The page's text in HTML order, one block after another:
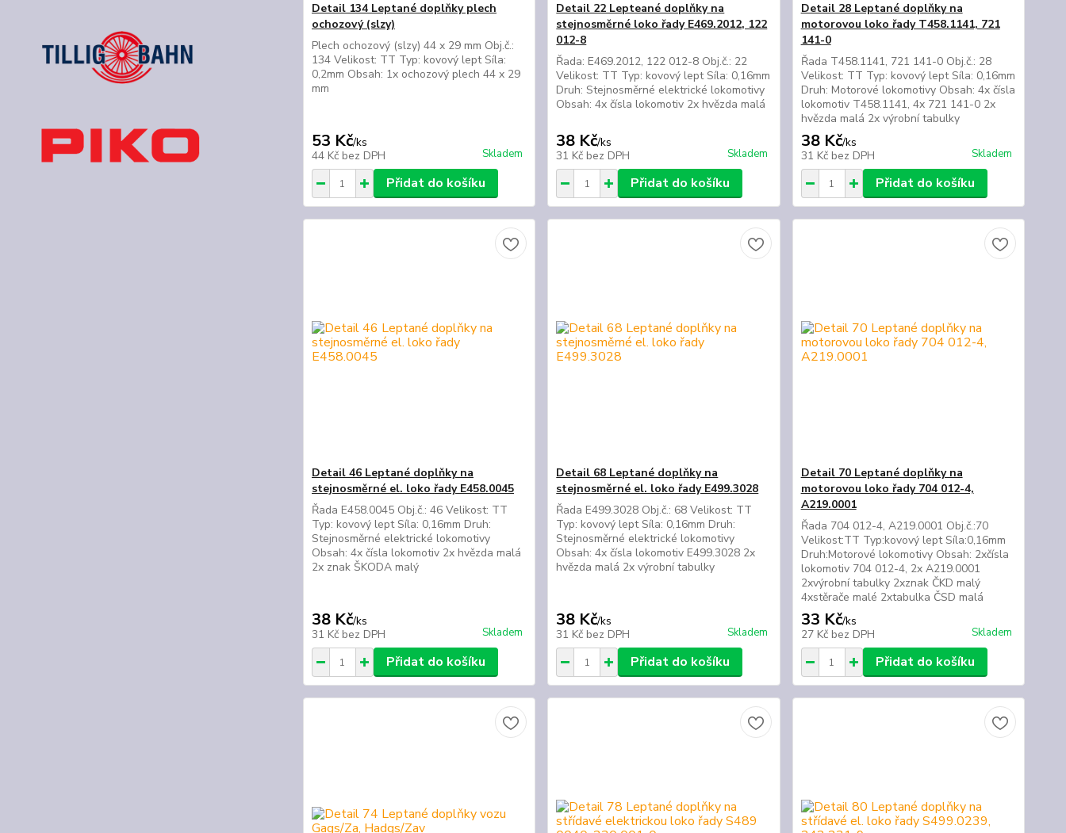
Detail 134 Leptané doplňky plech
ochozový (slzy)
Plech ochozový (slzy) 44 x 29 mm Obj.č.:
134 Velikost: TT Typ: kovový lept Síla:
0,2mm Obsah: 1x ochozový plech 44 x 29
mm
53 Kč/ks
44 Kč bez DPH Skladem
Přidat do košíku
Detail 22 Lepteané doplňky na
stejnosměrné loko řady E469.2012, 122
012-8
Řada: E469.2012, 122 012-8 Obj.č.: 22
Velikost: TT Typ: kovový lept Síla: 0,16mm
Druh: Stejnosměrné elektrické lokomotivy
Obsah: 4x čísla lokomotiv 2x hvězda malá
38 Kč/ks
31 Kč bez DPH Skladem
Přidat do košíku
Detail 28 Leptané doplňky na
motorovou loko řady T458.1141, 721
141-0
Řada T458.1141, 721 141-0 Obj.č.: 28
Velikost: TT Typ: kovový lept Síla: 0,16mm
Druh: Motorové lokomotivy Obsah: 4x čísla
lokomotiv T458.1141, 4x 721 141-0 2x
hvězda malá 2x výrobní tabulky
38 Kč/ks
31 Kč bez DPH Skladem
Přidat do košíku
Detail 46 Leptané doplňky na
stejnosměrné el. loko řady E458.0045
Řada E458.0045 Obj.č.: 46 Velikost: TT
Typ: kovový lept Síla: 0,16mm Druh:
Stejnosměrné elektrické lokomotivy
Obsah: 4x čísla lokomotiv 2x hvězda malá
2x znak ŠKODA malý
38 Kč/ks
31 Kč bez DPH Skladem
Přidat do košíku
Detail 68 Leptané doplňky na
stejnosměrné el. loko řady E499.3028
Řada E499.3028 Obj.č.: 68 Velikost: TT
Typ: kovový lept Síla: 0,16mm Druh:
Stejnosměrné elektrické lokomotivy
Obsah: 4x čísla lokomotiv E499.3028 2x
hvězda malá 2x výrobní tabulky
38 Kč/ks
31 Kč bez DPH Skladem
Přidat do košíku
Detail 70 Leptané doplňky na
motorovou loko řady 704 012-4,
A219.0001
Řada 704 012-4, A219.0001 Obj.č.:70
Velikost:TT Typ:kovový lept Síla:0,16mm
Druh:Motorové lokomotivy Obsah: 2xčísla
lokomotiv 704 012-4, 2x A219.0001
2xvýrobní tabulky 2xznak ČKD malý
4xstěrače malé 2xtabulka ČSD malá
33 Kč/ks
27 Kč bez DPH Skladem
Přidat do košíku